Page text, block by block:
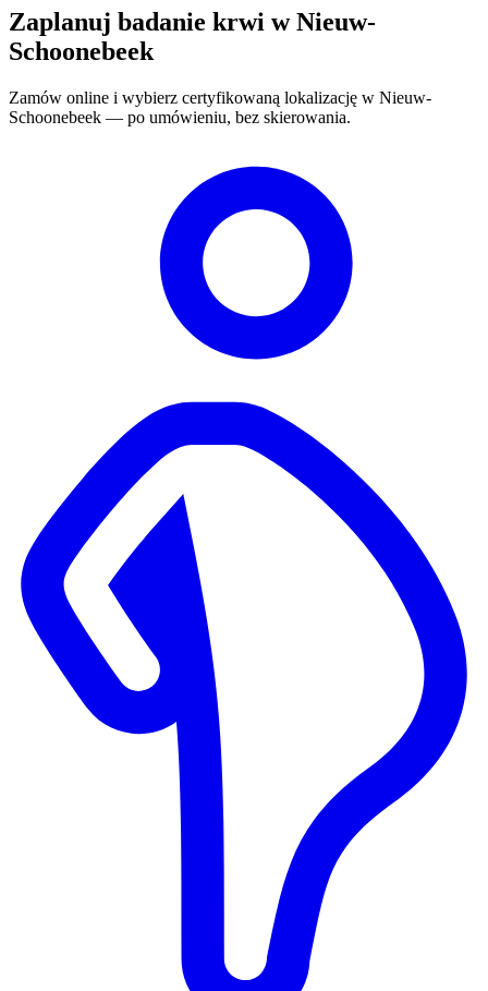
Zaplanuj badanie krwi w Nieuw-
Schoonebeek
Zamów online i wybierz certyfikowaną lokalizację w Nieuw-
Schoonebeek — po umówieniu, bez skierowania.